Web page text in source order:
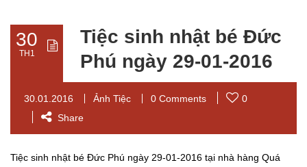
30
TH1
Tiệc sinh nhật bé Đức
Phú ngày 29-01-2016
30.01.2016 Ảnh Tiệc 0 Comments
0
Share
Tiệc sinh nhật bé Đức Phú ngày 29-01-2016 tại nhà hàng Quá